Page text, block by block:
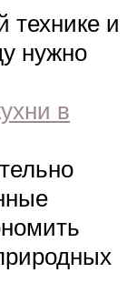
технике и
нужно
в